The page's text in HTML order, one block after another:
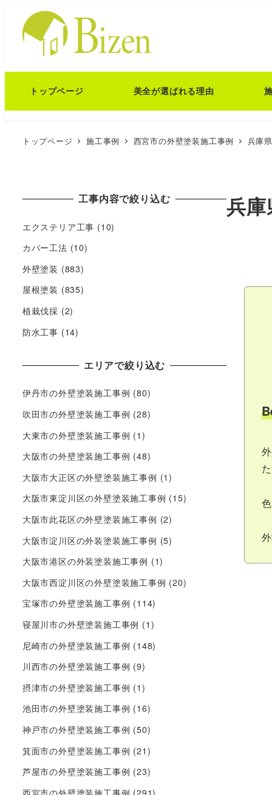
トップページ 美全が選ばれる理由
トップページ 施工事例 西宮市の外壁塗装施工事例 兵庫
兵
工事内容で絞り込む
エクステリア工事 (10)
カバー工法 (10)
外壁塗装 (883)
屋根塗装 (835)
植栽伐採 (2)
防水工事 (14)
エリアで絞り込む
伊丹市の外壁塗装施工事例 (80)
吹田市の外壁塗装施工事例 (28)
大東市の外壁塗装施工事例 (1)
大阪市の外壁塗装施工事例 (48)
大阪市大正区の外壁塗装施工事例 (1)
大阪市東淀川区の外壁塗装施工事例 (15)
大阪市此花区の外壁塗装施工事例 (2)
大阪市淀川区の外装塗装施工事例 (5)
大阪市港区の外装塗装施工事例 (1)
大阪市西淀川区の外壁塗装施工事例 (20)
宝塚市の外壁塗装施工事例 (114)
寝屋川市の外壁塗装施工事例 (1)
尼崎市の外壁塗装施工事例 (148)
川西市の外壁塗装施工事例 (9)
摂津市の外壁塗装施工事例 (1)
池田市の外壁塗装施工事例 (16)
神戸市の外壁塗装施工事例 (50)
箕面市の外壁塗装施工事例 (21)
芦屋市の外壁塗装施工事例 (23)
西宮市の外壁塗装施工事例 (291)